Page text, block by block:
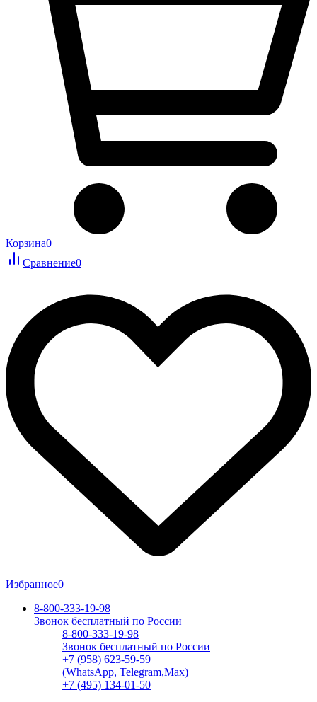
Корзина0
Сравнение0
Избранное0
8-800-333-19-98
Звонок бесплатный по России
8-800-333-19-98
Звонок бесплатный по России
+7 (958) 623-59-59
(WhatsApp, Telegram,Max)
+7 (495) 134-01-50